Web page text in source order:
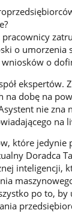
o umorzenia
wniosków o
ekspertów.
dobę na
nie
na
które
Doradca
inteligencji,
po to,